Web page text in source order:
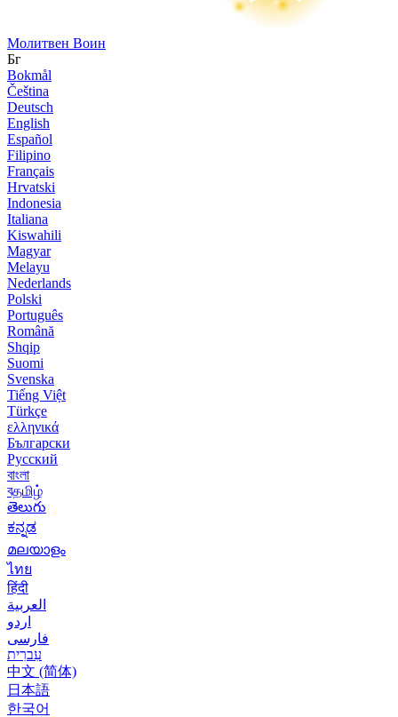
Молитвен Воин
Бг
Bokmål
Čeština
Deutsch
English
Español
Filipino
Français
Hrvatski
Indonesia
Italiana
Kiswahili
Magyar
Melayu
Nederlands
Polski
Português
Română
Shqip
Suomi
Svenska
Tiếng Việt
Türkçe
ελληνικά
Български
Русский
বাংলা
বதமிழ்
తెలుగు
ಕನ್ನಡ
മലയാളം
ไทย
हिंदी
العربية
اردو
فارسی
עִברִית
中文 (简体)
日本語
한국어